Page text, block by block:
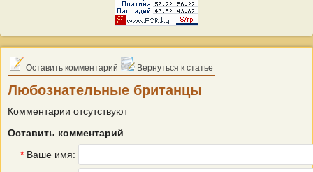
Оставить комментарий Вернуться к статье
Любознательные британцы
Комментарии отсутствуют
Оставить комментарий
* Ваше имя: